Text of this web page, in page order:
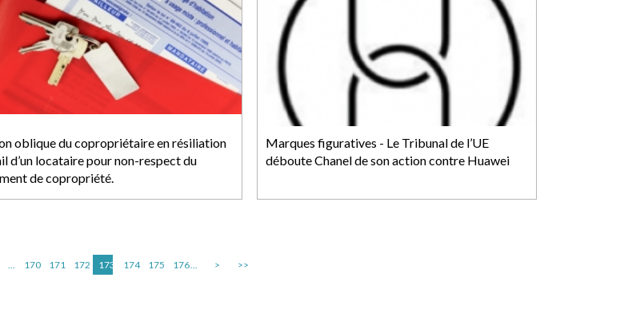
oblique du copropriétaire en résiliation
d’un locataire pour non-respect du
de copropriété.
Marques figuratives - Le Tribunal de l’UE
déboute Chanel de son action contre Huawei
... 170 171 172 173 174 175 176... > >>